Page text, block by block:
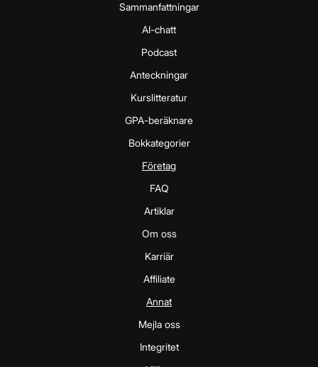
Sammanfattningar
AI-chatt
Podcast
Anteckningar
Kurslitteratur
GPA-beräknare
Bokkategorier
Företag
FAQ
Artiklar
Om oss
Karriär
Affiliate
Annat
Mejla oss
Integritet